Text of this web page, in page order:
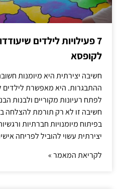
7 פעילויות לילדים
לקופסא
חשיבה יצירתית היא מיומנות
ההתבגרות. היא מאפשרת לילדים
לפתח רעיונות מקוריים ולבנות
חשיבה זו לא רק תורמת להצלחה
בפיתוח מיומנויות חברתיות
יצירתית עשוי להוביל לפריחה
לקריאת המאמר »